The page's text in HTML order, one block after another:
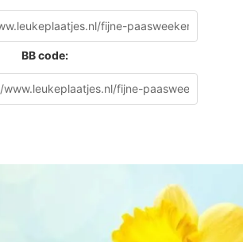
BB code: